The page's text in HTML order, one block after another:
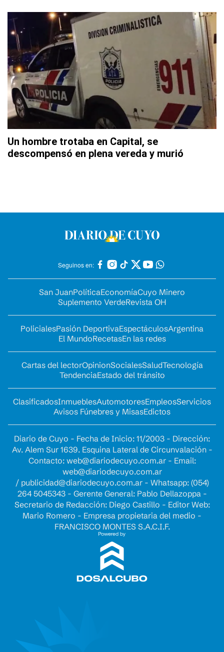
Un hombre trotaba en Capital, se
descompensó en plena vereda y murió
Seguinos en:
San JuanPolíticaEconomíaCuyo Minero
Suplemento VerdeRevista OH
PolicialesPasión DeportivaEspectáculosArgentina
El MundoRecetasEn las redes
Cartas del lectorOpinionSocialesSaludTecnología
TendenciaEstado del tránsito
ClasificadosInmueblesAutomotoresEmpleosServicios
Avisos Fúnebres y MisasEdictos
Diario de Cuyo - Fecha de Inicio: 11/2003 - Dirección:
Av. Alem Sur 1639. Esquina Lateral de Circunvalación -
Contacto: web@diariodecuyo.com.ar- Email:
web@diariodecuyo.com.ar
/ publicidad@diariodecuyo.com.ar- Whatsapp: (054)
264 5045343 - Gerente General: Pablo Dellazoppa -
Secretario de Redacción: Diego Castillo - Editor Web:
Mario Romero - Empresa propietaria del medio -
FRANCISCO MONTES S.A.C.I.F.